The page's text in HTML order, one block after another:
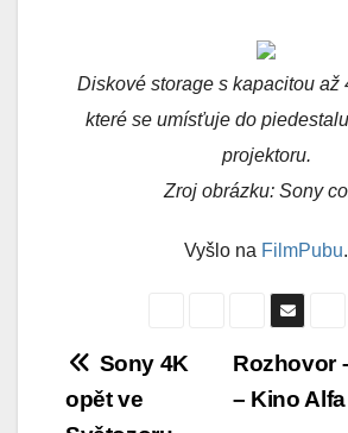
Diskové storage s kapacitou až
které se umísťuje do
projektoru.
Zroj obrázku: Sony
Vyšlo na FilmPubu.
Navigace
pro
Rozhovor
– Kino
Sony 4K
opět ve